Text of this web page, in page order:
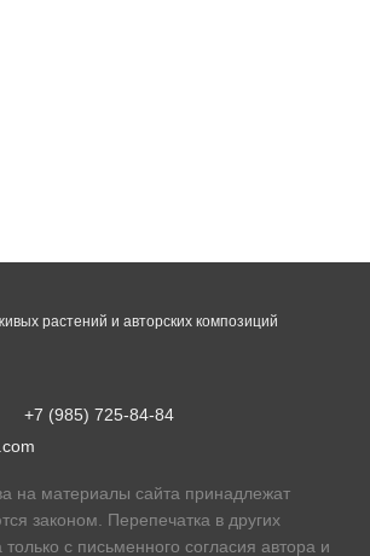
+7 (985) 725-84-84
на материалы сайта принадлежат
законом. Перепечатка в других
с письменного согласия автора и